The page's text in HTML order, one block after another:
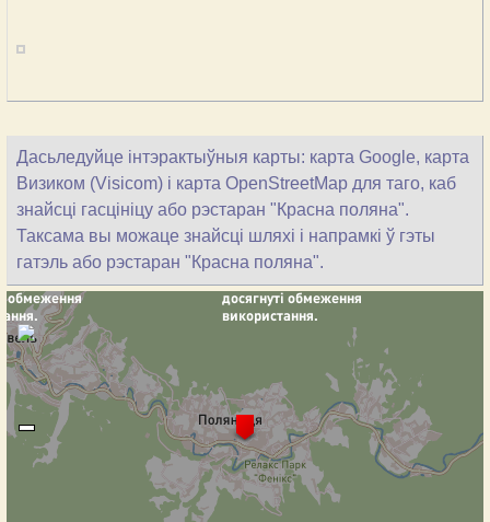
Дасьледуйце інтэрактыўныя карты: карта Google, карта
Визиком (Visicom) і карта OpenStreetMap для таго, каб
знайсці гасцініцу або рэстаран "Красна поляна".
Таксама вы можаце знайсці шляхі і напрамкі ў гэты
гатэль або рэстаран "Красна поляна".